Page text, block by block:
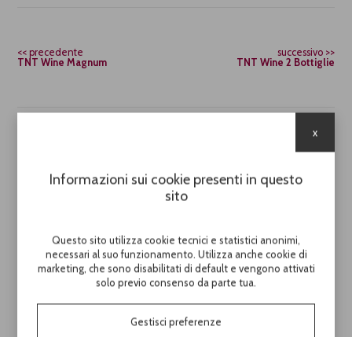
precedente
TNT Wine Magnum
successivo
TNT Wine 2 Bottiglie
Shopper in TNT 80 gr cucito
H. 35,00 / L. 10,00 / P. 9,00
Conf. 120 pezzi / Crt 120 pezzi
Informazioni sui cookie presenti in questo
sito
Questo sito utilizza cookie tecnici e statistici anonimi,
necessari al suo funzionamento. Utilizza anche cookie di
marketing, che sono disabilitati di default e vengono attivati
solo previo consenso da parte tua.
Gestisci preferenze
x